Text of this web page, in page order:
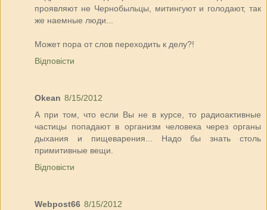
проявляют не Чернобыльцы, митингуют и голодают, так
же наемные люди...
Может пора от слов переходить к делу?!
Відповісти
Okean 8/15/2012
А при том, что если Вы не в курсе, то радиоактивные
частицы попадают в организм человека через органы
дыхания и пищеварения... Надо бы знать столь
примитивные вещи.
Відповісти
Webpost66 8/15/2012